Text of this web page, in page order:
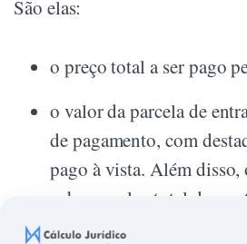
São elas:
o preço total a ser pago
o valor da parcela de
de pagamento, com
pago à vista. Além disso,
sobre o valor total do